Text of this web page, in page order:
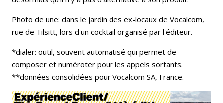
Photo de une: dans le jardin des ex-locaux de Vocalcom,
rue de Tilsitt, lors d'un cocktail organisé par l'éditeur.
*dialer: outil, souvent automatisé qui permet de
composer et numéroter pour les appels sortants.
**données consolidées pour Vocalcom SA, France.